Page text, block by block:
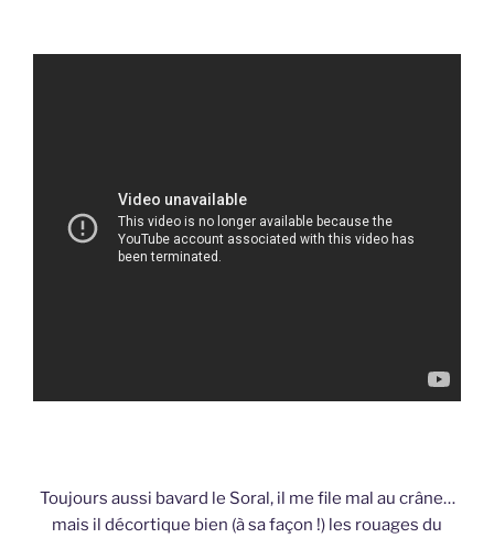
Toujours aussi bavard le Soral, il me file mal au crâne…
mais il décortique bien (à sa façon !) les rouages du